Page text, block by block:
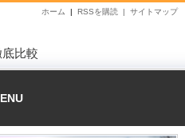
サイトマップ
RSSを購読 |
ホーム |
比較